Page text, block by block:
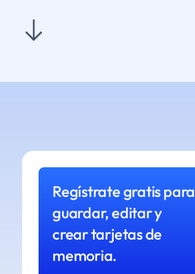
Regístrate gratis para
guardar, editar y
crear tarjetas de
memoria.